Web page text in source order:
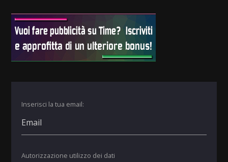
Inserisci la tua email:
Autorizzazione utilizzo dei dati